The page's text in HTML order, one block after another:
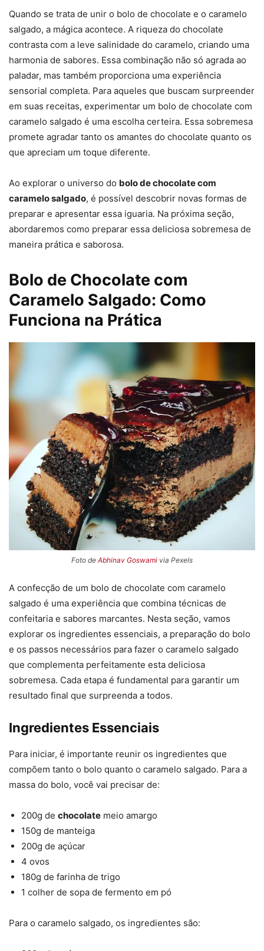
Quando se trata de unir o bolo de chocolate e o caramelo
salgado, a mágica acontece. A riqueza do chocolate
contrasta com a leve salinidade do caramelo, criando uma
harmonia de sabores. Essa combinação não só agrada ao
paladar, mas também proporciona uma experiência
sensorial completa. Para aqueles que buscam surpreender
em suas receitas, experimentar um bolo de chocolate com
caramelo salgado é uma escolha certeira. Essa sobremesa
promete agradar tanto os amantes do chocolate quanto os
que apreciam um toque diferente.
Ao explorar o universo do bolo de chocolate com
caramelo salgado, é possível descobrir novas formas de
preparar e apresentar essa iguaria. Na próxima seção,
abordaremos como preparar essa deliciosa sobremesa de
maneira prática e saborosa.
Bolo de Chocolate com
Caramelo Salgado: Como
Funciona na Prática
Foto de Abhinav Goswami via Pexels
A confecção de um bolo de chocolate com caramelo
salgado é uma experiência que combina técnicas de
confeitaria e sabores marcantes. Nesta seção, vamos
explorar os ingredientes essenciais, a preparação do bolo
e os passos necessários para fazer o caramelo salgado
que complementa perfeitamente esta deliciosa
sobremesa. Cada etapa é fundamental para garantir um
resultado final que surpreenda a todos.
Ingredientes Essenciais
Para iniciar, é importante reunir os ingredientes que
compõem tanto o bolo quanto o caramelo salgado. Para a
massa do bolo, você vai precisar de:
200g de chocolate meio amargo
150g de manteiga
200g de açúcar
4 ovos
180g de farinha de trigo
1 colher de sopa de fermento em pó
Para o caramelo salgado, os ingredientes são: